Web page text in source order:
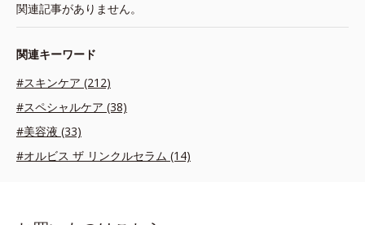
関連記事がありません。
関連キーワード
#スキンケア (212)
#スペシャルケア (38)
#美容液 (33)
#オルビス ザ リンクルセラム (14)